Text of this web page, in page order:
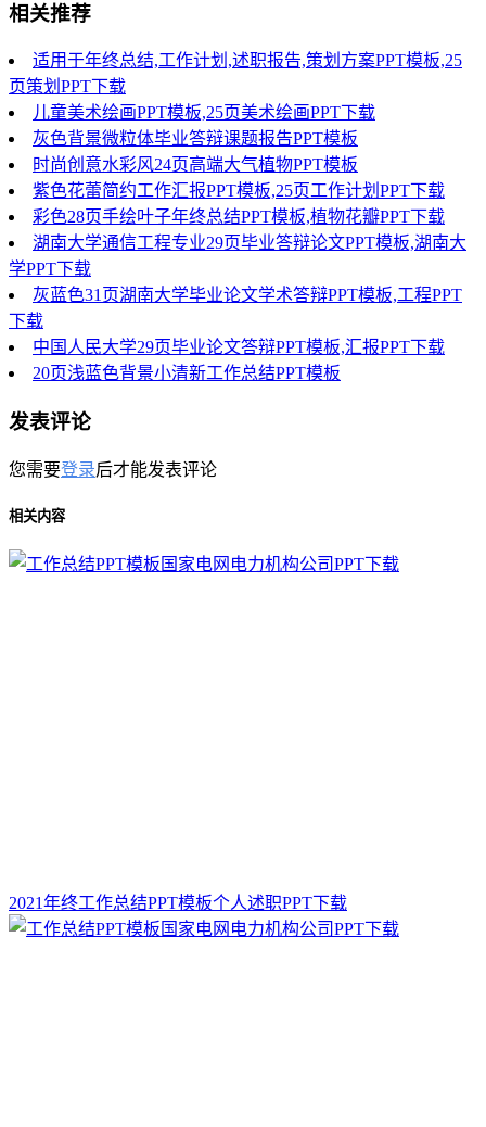
相关推荐
适用于年终总结,工作计划,述职报告,策划方案PPT模板,25
页策划PPT下载
儿童美术绘画PPT模板,25页美术绘画PPT下载
灰色背景微粒体毕业答辩课题报告PPT模板
时尚创意水彩风24页高端大气植物PPT模板
紫色花蕾简约工作汇报PPT模板,25页工作计划PPT下载
彩色28页手绘叶子年终总结PPT模板,植物花瓣PPT下载
湖南大学通信工程专业29页毕业答辩论文PPT模板,湖南大
学PPT下载
灰蓝色31页湖南大学毕业论文学术答辩PPT模板,工程PPT
下载
中国人民大学29页毕业论文答辩PPT模板,汇报PPT下载
20页浅蓝色背景小清新工作总结PPT模板
发表评论
您需要登录后才能发表评论
相关内容
2021年终工作总结PPT模板个人述职PPT下载